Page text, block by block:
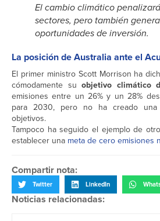
El cambio climático
sectores, pero también
oportunidades de inversión.
La posición de Australia ante el
El primer ministro Scott Morrison ha
cómodamente su objetivo climático
emisiones entre un 26% y un 28%
para 2030, pero no ha creado
objetivos.
Tampoco ha seguido el ejemplo de
establecer una meta de cero emisiones
Compartir nota:
Twitter LinkedIn
Noticias relacionadas: